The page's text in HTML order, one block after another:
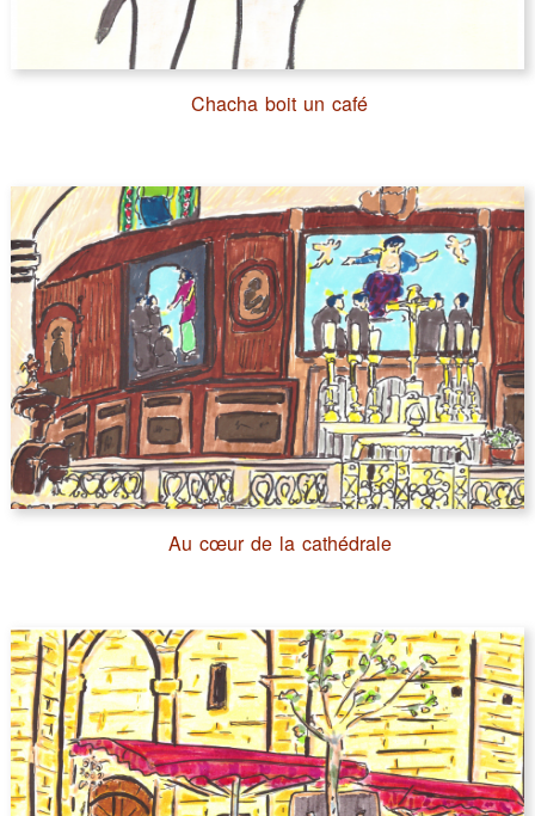
Chacha boit un café
Au cœur de la cathédrale